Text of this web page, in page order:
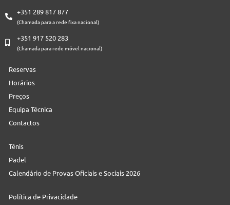
+351 289 817 877
(Chamada para a rede fixa nacional)
+351 917 520 283
(Chamada para rede móvel nacional)
Reservas
Horários
Preços
Equipa Técnica
Contactos
Ténis
Padel
Calendário de Provas Oficiais e Sociais 2026
Política de Privacidade